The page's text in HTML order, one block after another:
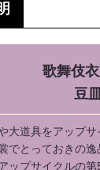
歌舞伎
豆
大道具をアップ
でとっておきの逸
ップサイクルの第